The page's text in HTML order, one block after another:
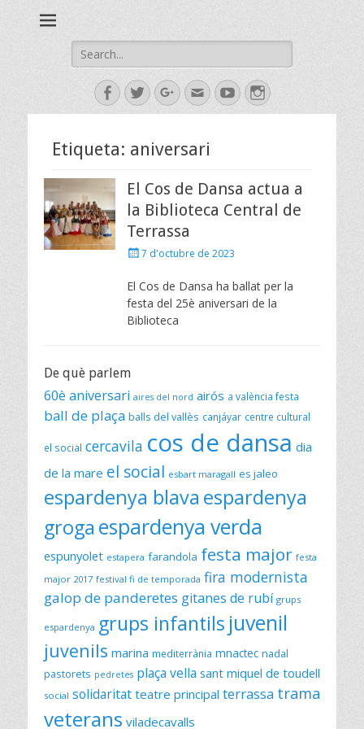
Search
for:
Facebook
TwitterGoogleplus
EmailYouTubeInstagram
Etiqueta: aniversari
El Cos de Dansa actua a
la Biblioteca Central de
Terrassa
Posted7 d'octubre de 2023
El Cos de Dansa ha ballat per la
festa del 25è aniversari de la
Biblioteca
De què parlem
60è aniversari aires del nord airós a valència festa
ball de plaça balls del vallès canjáyar centre cultural
el social cercavila cos de dansa dia
de la mare el social esbart maragall es jaleo
espardenya blava espardenya
groga espardenya verda
espunyolet estapera farandola festa major festa
major 2017 festival fi de temporada fira modernista
galop de panderetes gitanes de rubí grups
espardenya grups infantils juvenil
juvenils marina mediterrània mnactec nadal
pastorets pedretes plaça vella sant miquel de toudell
social solidaritat teatre principal terrassa trama
veterans viladecavalls